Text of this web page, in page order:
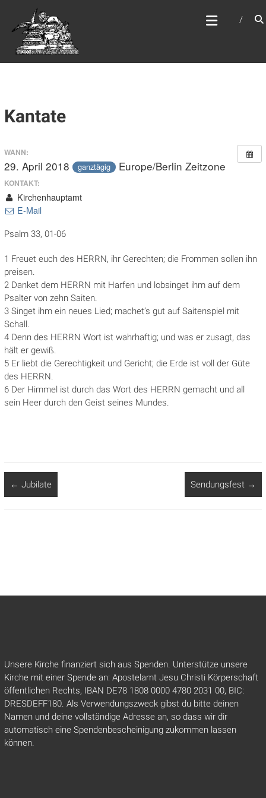
springen
WEBSITE DES
APOSTELAMTES JESU
CHRISTI KÖR
Kantate
WANN:
29. April 2018 ganztägig Europe/Berlin Zeitzone
KONTAKT:
Kirchenhauptamt
E-Mail
Psalm 33, 01-06
1 Freuet euch des HERRN, ihr Gerechten; die Frommen sollen ihn
preisen.
2 Danket dem HERRN mit Harfen und lobsinget ihm auf dem
Psalter von zehn Saiten.
3 Singet ihm ein neues Lied; machet’s gut auf Saitenspiel mit
Schall.
4 Denn des HERRN Wort ist wahrhaftig; und was er zusagt, das
hält er gewiß.
5 Er liebt die Gerechtigkeit und Gericht; die Erde ist voll der Güte
des HERRN.
6 Der Himmel ist durch das Wort des HERRN gemacht und all
sein Heer durch den Geist seines Mundes.
← Jubilate Sendungsfest →
Unsere Kirche finanziert sich aus Spenden. Unterstütze unsere
Kirche mit einer Spende an: Apostelamt Jesu Christi Körperschaft
öffentlichen Rechts, IBAN DE78 1808 0000 4780 2031 00, BIC:
DRESDEFF180. Als Verwendungszweck gibst du bitte deinen
Namen und deine vollständige Adresse an, so dass wir dir
automatisch eine Spendenbescheinigung zukommen lassen
können.